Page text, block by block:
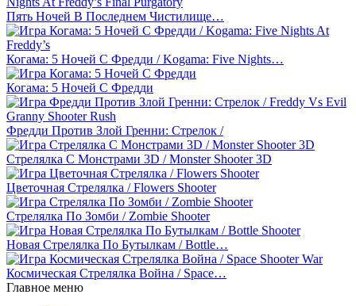
Пять Ночей В Последнем Чистилище…
Когама: 5 Ночей С Фредди / Kogama: Five Nights…
Когама: 5 Ночей С Фредди
Фредди Против Злой Гренни: Стрелок /
Стрелялка С Монстрами 3D / Monster Shooter 3D
Цветочная Стрелялка / Flowers Shooter
Стрелялка По Зомби / Zombie Shooter
Новая Стрелялка По Бутылкам / Bottle…
Космическая Стрелялка Война / Space…
Главное меню